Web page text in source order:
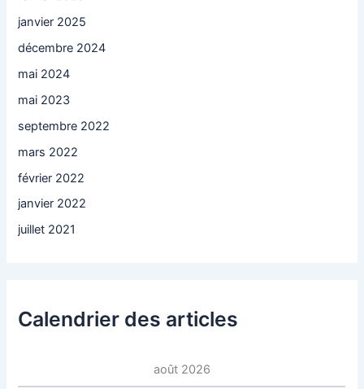
janvier 2025
décembre 2024
mai 2024
mai 2023
septembre 2022
mars 2022
février 2022
janvier 2022
juillet 2021
Calendrier des articles
août 2026